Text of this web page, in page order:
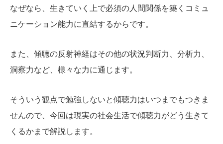
なぜなら、生きていく上で必須の人間関係を築くコミュ
ニケーション能力に直結するからです。
また、傾聴の反射神経はその他の状況判断力、分析力、
洞察力など、様々な力に通じます。
そういう観点で勉強しないと傾聴力はいつまでもつきま
せんので、今回は現実の社会生活で傾聴力がどう生きて
くるかまで解説します。